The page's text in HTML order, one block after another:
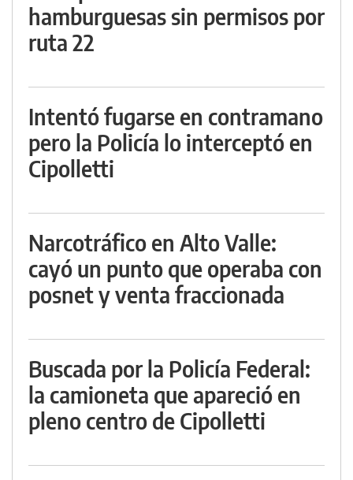
hamburguesas sin permisos por
ruta 22
Intentó fugarse en contramano
pero la Policía lo interceptó en
Cipolletti
Narcotráfico en Alto Valle:
cayó un punto que operaba con
posnet y venta fraccionada
Buscada por la Policía Federal:
la camioneta que apareció en
pleno centro de Cipolletti